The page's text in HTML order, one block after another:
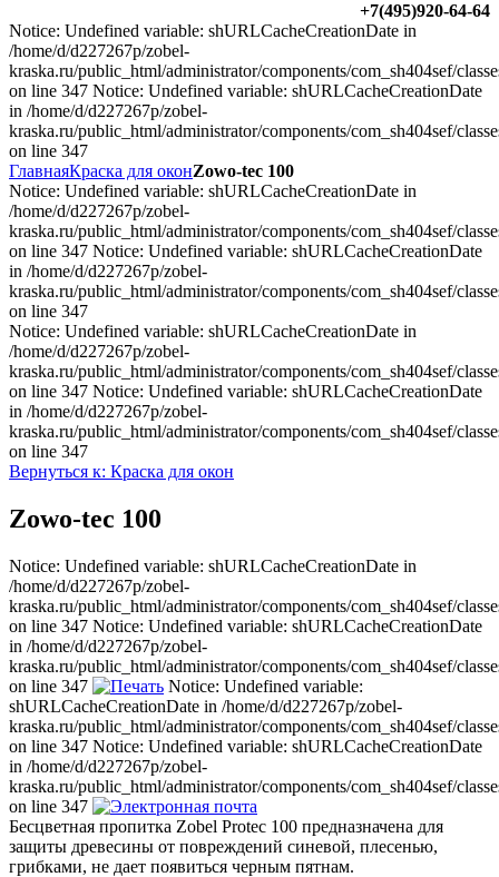
+7(495)920-64-64
Notice: Undefined variable: shURLCacheCreationDate in
/home/d/d227267p/zobel-
kraska.ru/public_html/administrator/components/com_sh404sef/
on line 347 Notice: Undefined variable: shURLCacheCreationDate
in /home/d/d227267p/zobel-
kraska.ru/public_html/administrator/components/com_sh404sef/
on line 347
ГлавнаяКраска для оконZowo-tec 100
Notice: Undefined variable: shURLCacheCreationDate in
/home/d/d227267p/zobel-
kraska.ru/public_html/administrator/components/com_sh404sef/
on line 347 Notice: Undefined variable: shURLCacheCreationDate
in /home/d/d227267p/zobel-
kraska.ru/public_html/administrator/components/com_sh404sef/
on line 347
Notice: Undefined variable: shURLCacheCreationDate in
/home/d/d227267p/zobel-
kraska.ru/public_html/administrator/components/com_sh404sef/
on line 347 Notice: Undefined variable: shURLCacheCreationDate
in /home/d/d227267p/zobel-
kraska.ru/public_html/administrator/components/com_sh404sef/
on line 347
Вернуться к: Краска для окон
Zowo-tec 100
Notice: Undefined variable: shURLCacheCreationDate in
/home/d/d227267p/zobel-
kraska.ru/public_html/administrator/components/com_sh404sef/
on line 347 Notice: Undefined variable: shURLCacheCreationDate
in /home/d/d227267p/zobel-
kraska.ru/public_html/administrator/components/com_sh404sef/
on line 347
Notice: Undefined variable:
shURLCacheCreationDate in /home/d/d227267p/zobel-
kraska.ru/public_html/administrator/components/com_sh404sef/
on line 347 Notice: Undefined variable: shURLCacheCreationDate
in /home/d/d227267p/zobel-
kraska.ru/public_html/administrator/components/com_sh404sef/
on line 347
Бесцветная пропитка Zobel Protec 100 предназначена для
защиты древесины от повреждений синевой, плесенью,
грибками, не дает появиться черным пятнам.